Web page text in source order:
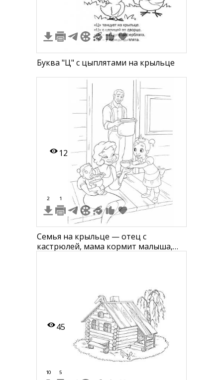
Буква "Ц" с цыплятами на крыльце
12
2 1
Семья на крыльце — отец с
кастрюлей, мама кормит малыша,
45
10 5